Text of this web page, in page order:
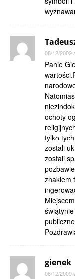
08/12/2009
Panie
ochoty
tylko
zostali
zostali
znakiem
gienek
08/12/2009